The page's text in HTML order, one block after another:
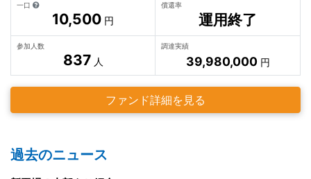
一口
10,500 円
償還率
運用終了
参加人数
837 人
調達実績
39,980,000円
ファンド詳細を見る
過去のニュース